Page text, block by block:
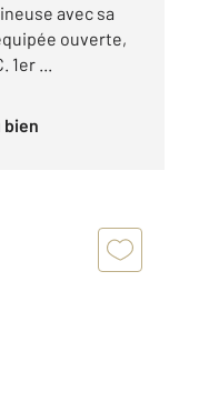
avec sa
ouverte,
...
bien